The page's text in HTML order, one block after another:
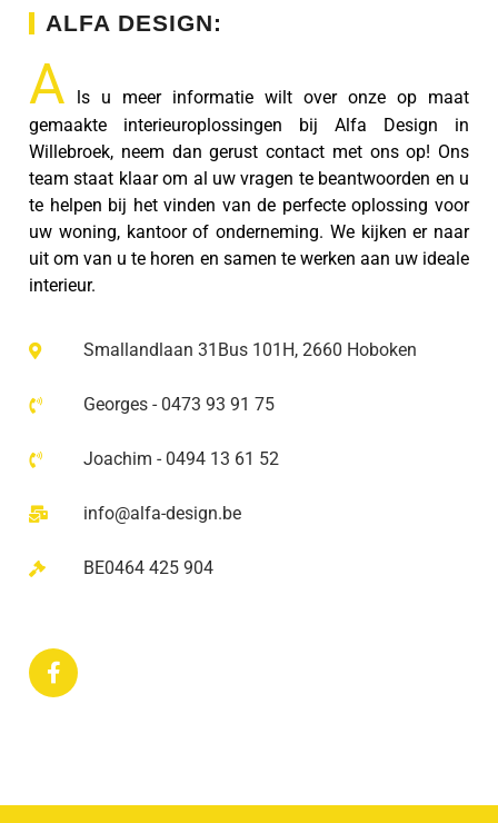
ALFA DESIGN:
A
ls u meer informatie wilt over onze op maat
gemaakte interieuroplossingen bij Alfa Design in
Willebroek, neem dan gerust contact met ons op! Ons
team staat klaar om al uw vragen te beantwoorden en u
te helpen bij het vinden van de perfecte oplossing voor
uw woning, kantoor of onderneming. We kijken er naar
uit om van u te horen en samen te werken aan uw ideale
interieur.
Smallandlaan 31Bus 101H, 2660 Hoboken
Georges - 0473 93 91 75
Joachim - 0494 13 61 52
info@alfa-design.be
BE0464 425 904